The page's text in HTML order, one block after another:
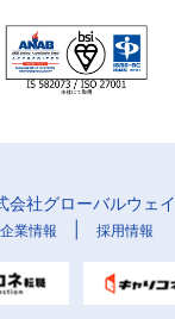
会社グローバルウェイ
企業情報 採用情報